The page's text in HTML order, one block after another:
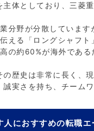
主体としており、三菱
分野が分散していま
える「ロングシャフ
の約60%が海外であ
歴史は非常に長く、
実さを持ち、チーム
人におすすめの転職エ